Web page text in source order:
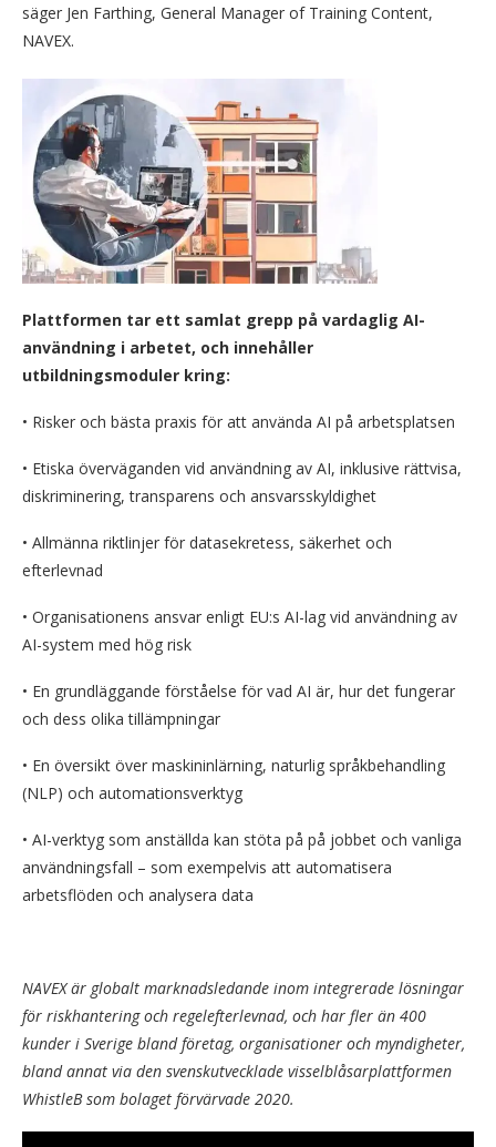
säger Jen Farthing, General Manager of Training Content,
NAVEX.
Plattformen tar ett samlat grepp på vardaglig AI-
användning i arbetet, och innehåller
utbildningsmoduler kring:
• Risker och bästa praxis för att använda AI på arbetsplatsen
• Etiska överväganden vid användning av AI, inklusive rättvisa,
diskriminering, transparens och ansvarsskyldighet
• Allmänna riktlinjer för datasekretess, säkerhet och
efterlevnad
• Organisationens ansvar enligt EU:s AI-lag vid användning av
AI-system med hög risk
• En grundläggande förståelse för vad AI är, hur det fungerar
och dess olika tillämpningar
• En översikt över maskininlärning, naturlig språkbehandling
(NLP) och automationsverktyg
• AI-verktyg som anställda kan stöta på på jobbet och vanliga
användningsfall – som exempelvis att automatisera
arbetsflöden och analysera data
NAVEX är globalt marknadsledande inom integrerade lösningar
för riskhantering och regelefterlevnad, och har fler än 400
kunder i Sverige bland företag, organisationer och myndigheter,
bland annat via den svenskutvecklade visselblåsarplattformen
WhistleB som bolaget förvärvade 2020.